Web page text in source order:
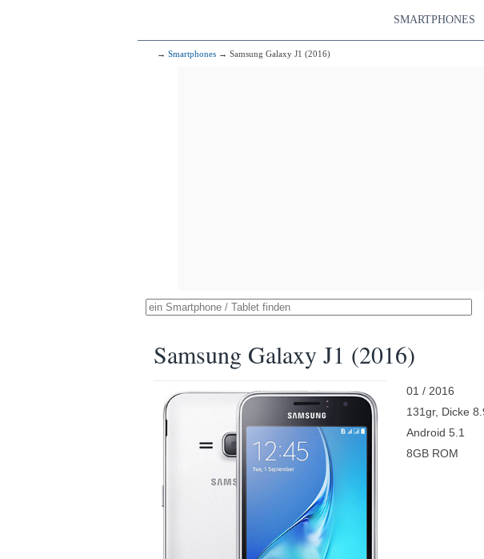
SMARTPHONES
→ Smartphones → Samsung Galaxy J1 (2016)
Samsung Galaxy J1 (2016)
01 / 2016
131gr, Dicke
Android 5.1
8GB ROM